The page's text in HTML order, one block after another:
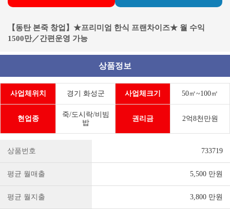
【동탄 본죽 창업】★프리미엄 한식 프랜차이즈★ 월 수익
1500만／간편운영 가능
상품정보
사업체위치 경기 화성군 사업체크기 50㎡~100㎡
현업종
죽/도시락/비빔
밥
권리금 2억8천만원
상품번호 733719
평균 월매출 5,500 만원
평균 월지출 3,800 만원